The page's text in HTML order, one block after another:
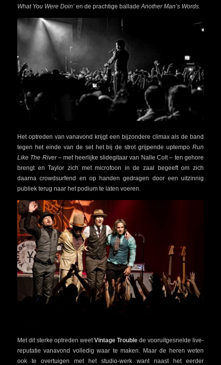
What You Were Doin’ en de prachtige ballade Another Man’s Words
Het optreden van vanavond krijgt een bijzondere climax als de band
tegen het einde van de set het bij de strot grijpende uptempo Run
Like The River– met heerlijke slidegitaar van Nalle Colt – ten gehore
brengt en Taylor zich met microfoon in de zaal begeeft om zich
daarna crowdsurfend en op handen gedragen door een uitzinnig
publiek terug naar het podium te laten voeren.
Met dit sterke optreden weetVintage Trouble de vooruitgesnelde live-
reputatie vanavond volledig waar te maken. Maar de heren weten
ook te overtuigen met het studio-werk want naast het eerder